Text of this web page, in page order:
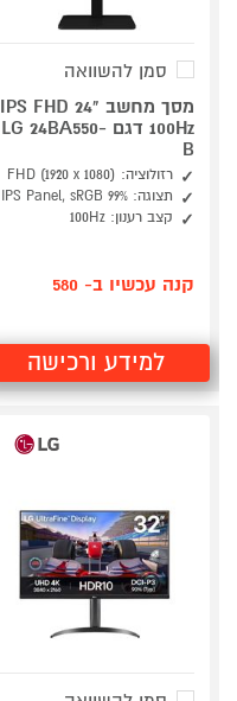
סמן להשוואה
מסך מחשב "24 IPS FHD
100Hz דגם LG 24BA550-
B
רזולוציה: FHD (1920 x 1080)
תצוגה: IPS Panel, sRGB 99%
קצב רענון: 100Hz
קנה עכשיו ב- 580
למידע ורכישה